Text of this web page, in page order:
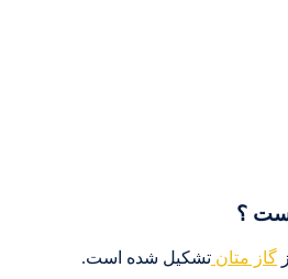
گاز متان تشکیل شده است.